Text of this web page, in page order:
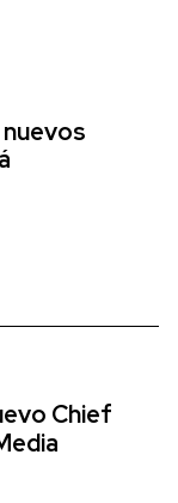
Chief